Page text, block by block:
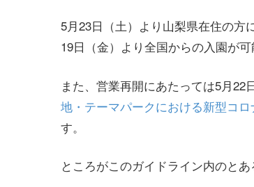
5月23日（土）より山梨県在住の方
19日（金）より全国からの入園が可
また、営業再開にあたっては5月
地・テーマパークにおける新型コ
す。
ところがこのガイドライン内のと